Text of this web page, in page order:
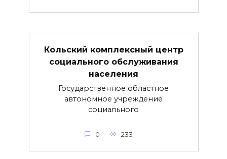
Кольский комплексный центр
социального обслуживания
населения
Государственное областное
автономное учреждение
социального
0 233